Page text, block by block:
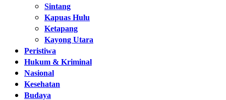
Sintang
Kapuas Hulu
Ketapang
Kayong Utara
Peristiwa
Hukum & Kriminal
Nasional
Kesehatan
Budaya